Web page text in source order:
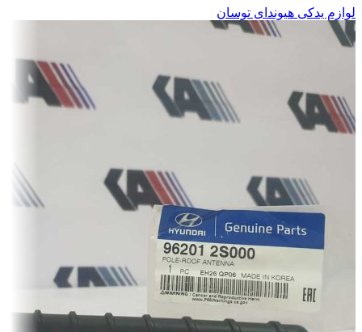
لوازم یدکی هیوندای توسان